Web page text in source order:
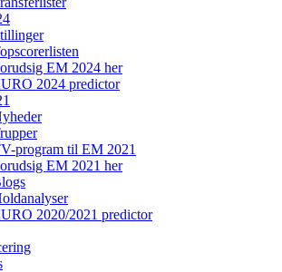
EM 2024 her
2024 predictor
program til EM 2021
EM 2021 her
2020/2021 predictor